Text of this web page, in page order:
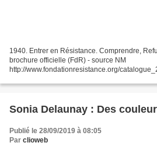
1940. Entrer en Résistance. Comprendre,
brochure officielle (FdR) - source NM
http://www.fondationresistance.org/
1941...
Sonia Delaunay : Des
Publié le 28/09/2019 à 08:05
Par clioweb